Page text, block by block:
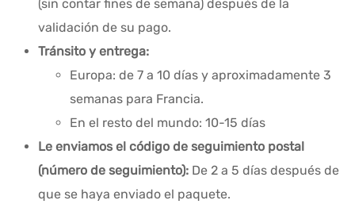
(sin contar fines de semana) después de la
validación de su pago.
Tránsito y entrega:
Europa: de 7 a 10 días y aproximadamente 3
semanas para Francia.
En el resto del mundo: 10-15 días
Le enviamos el código de seguimiento postal
(número de seguimiento): De 2 a 5 días después de
que se haya enviado el paquete.